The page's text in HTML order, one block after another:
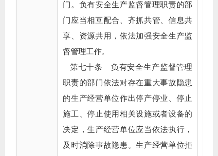
门。负有安全生产监督管理职责的部
门应当相互配合、齐抓共管、信息共
享、资源共用，依法加强安全生产监
督管理工作。
第七十条 负有安全生产监督管理
职责的部门依法对存在重大事故隐患
的生产经营单位作出停产停业、停止
施工、停止使用相关设施或者设备的
决定，生产经营单位应当依法执行，
及时消除事故隐患。生产经营单位拒